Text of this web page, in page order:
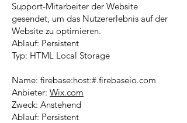
Support-Mitarbeiter der Website
gesendet, um das Nutzererlebnis auf der
Website zu optimieren.
Ablauf: Persistent
Typ: HTML Local Storage
Name: firebase:host:#.firebaseio.com
Anbieter: Wix.com
Zweck: Anstehend
Ablauf: Persistent